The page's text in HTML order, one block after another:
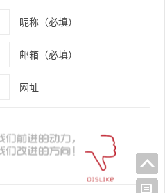
昵称（必填）
邮箱（必填）
网址